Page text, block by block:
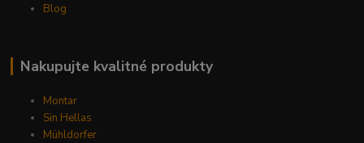
Blog
Nakupujte kvalitné produkty
Montar
Sin Hellas
Mühldorfer